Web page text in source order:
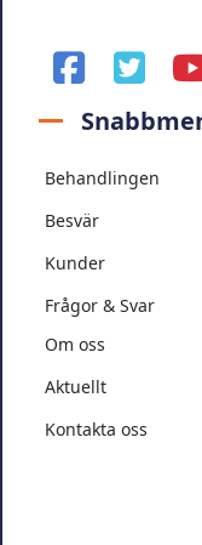
Behandlingen
Besvär
Kunder
Frågor & Svar
Om oss
Aktuellt
Kontakta oss